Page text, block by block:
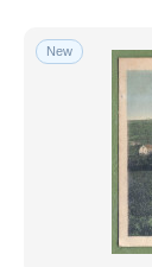
New